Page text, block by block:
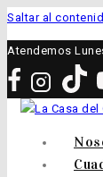
Saltar al
Atendemos